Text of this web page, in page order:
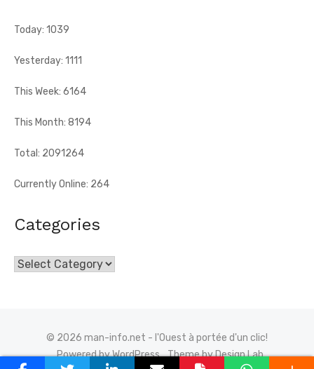
Today: 1039
Yesterday: 1111
This Week: 6164
This Month: 8194
Total: 2091264
Currently Online: 264
Categories
Categories
© 2026 man-info.net - l'Ouest à portée d'un clic!
Powered by WordPress
Theme by Design Lab